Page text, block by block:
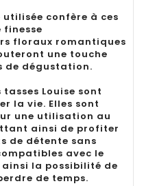
confère à ces
finesse
floraux romantiques
une touche
de dégustation.
Louise sont
la vie. Elles sont
une utilisation au
ainsi de profiter
de détente sans
avec le
la possibilité de
de temps.